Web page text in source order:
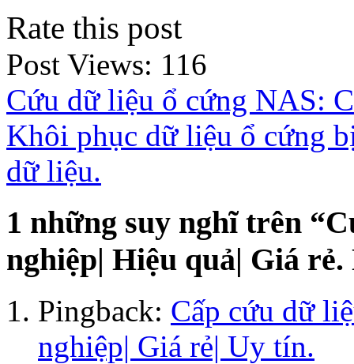
Rate this post
Post Views: 116
Cứu dữ liệu ổ cứng NAS:
Khôi phục dữ liệu ổ cứng
dữ liệu.
1 những suy nghĩ trên “
nghiệp| Hiệu quả| Giá rẻ.
Pingback: Cấp cứu dữ
nghiệp| Giá rẻ| Uy tín.